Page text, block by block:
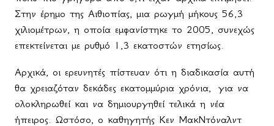
Στην έρημο της Αιθιοπίας, μια ρωγμή μήκους 56,3
χιλιομέτρων, η οποία εμφανίστηκε το 2005, συνεχώς
επεκτείνεται με ρυθμό 1,3 εκατοστών ετησίως.
Αρχικά, οι ερευνητές πίστευαν ότι η διαδικασία αυτή
θα χρειαζόταν δεκάδες εκατομμύρια χρόνια,
για να
ολοκληρωθεί και να δημιουργηθεί τελικά η νέα
ήπειρος. Ωστόσο, ο καθηγητής Κεν ΜακΝτόναλντ